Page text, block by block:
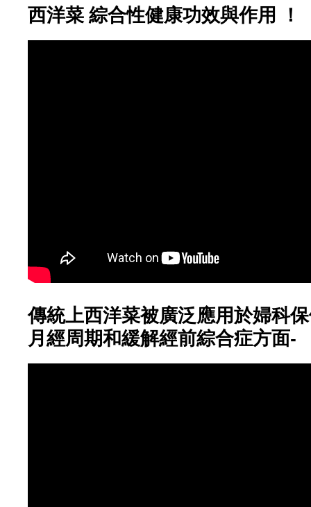
西洋菜 綜合性健康功效與作用 ！
傳統上西洋菜被廣泛應用於婦科
月經周期和緩解經前綜合症方面-